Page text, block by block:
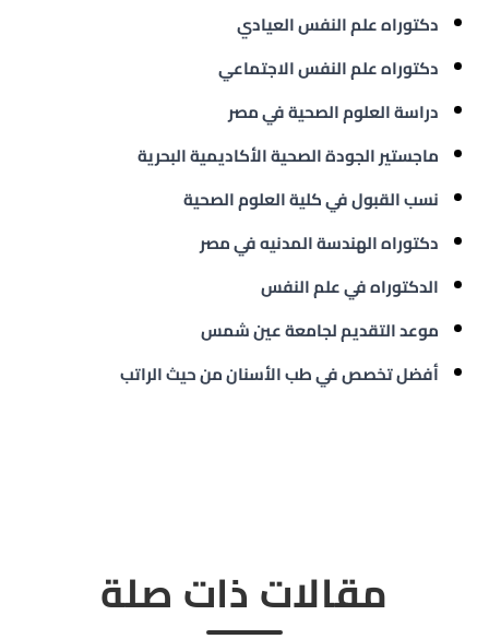
دكتوراه علم النفس العيادي
دكتوراه علم النفس الاجتماعي
دراسة العلوم الصحية في مصر
ماجستير الجودة الصحية الأكاديمية البحرية
نسب القبول في كلية العلوم الصحية
دكتوراه الهندسة المدنيه في مصر
الدكتوراه في علم النفس
موعد التقديم لجامعة عين شمس
أفضل تخصص في طب الأسنان من حيث الراتب
مقالات ذات صلة